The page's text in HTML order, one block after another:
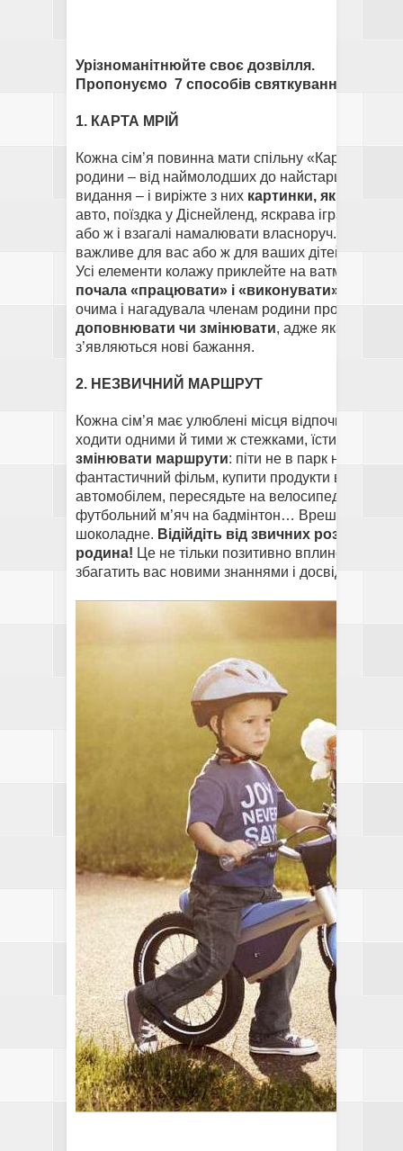
Урізноманітнюйте своє дозвілля.
Пропонуємо 7 способів святкування:
1. КАРТА МРІЙ
Кожна сім’я повинна мати спільну «Карту мрій»
родини – від наймолодших до найстарших. Для
видання – і виріжте з них картинки, які
авто, поїздка у Діснейленд, яскрава іграшка...
або ж і взагалі намалювати власноруч. Кожну
важливе для вас або ж для ваших дітей певне
Усі елементи колажу приклейте на ватман, а в
почала «працювати» і «виконувати» ваші
очима і нагадувала членам родини про їх
доповнювати чи змінювати, адже якась мрія
з’являються нові бажання.
2. НЕЗВИЧНИЙ МАРШРУТ
Кожна сім’я має улюблені місця відпочинку –
ходити одними й тими ж стежками, їсти ті ж самі
змінювати маршрути: піти не в парк на
фантастичний фільм, купити продукти в іншому
автомобілем, пересядьте на велосипеди! Гру в
футбольний м’яч на бадмінтон… Врешті решт
шоколадне. Відійдіть від звичних розваг та
родина! Це не тільки позитивно вплине на ваше
збагатить вас новими знаннями і досвідом.